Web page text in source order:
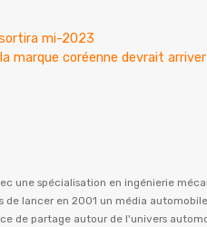
mi-2023
marque coréenne devrait
une spécialisation en ingénierie
de lancer en 2001 un média
de partage autour de l'univers